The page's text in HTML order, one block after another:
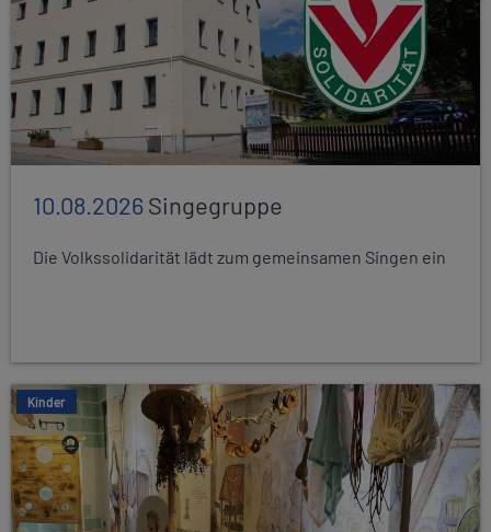
10.08.2026Singegruppe
Die Volkssolidarität lädt zum gemeinsamen Singen ein
Kinder